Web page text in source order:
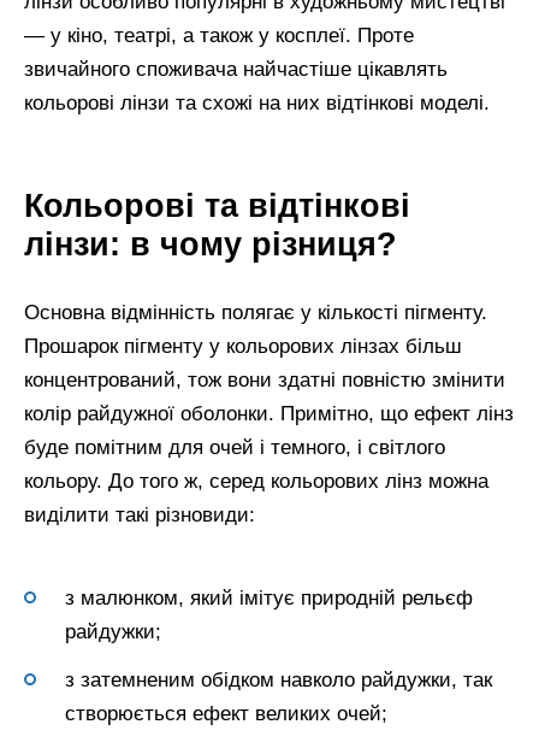
— у кіно, театрі, а також у косплеї. Проте
звичайного споживача найчастіше цікавлять
кольорові лінзи та схожі на них відтінкові моделі.
Кольорові та відтінкові
лінзи: в чому різниця?
Основна відмінність полягає у кількості пігменту.
Прошарок пігменту у кольорових лінзах більш
концентрований, тож вони здатні повністю змінити
колір райдужної оболонки. Примітно, що ефект лінз
буде помітним для очей і темного, і світлого
кольору. До того ж, серед кольорових лінз можна
виділити такі різновиди:
з малюнком, який імітує природній рельєф
райдужки;
з затемненим обідком навколо райдужки, так
створюється ефект великих очей;